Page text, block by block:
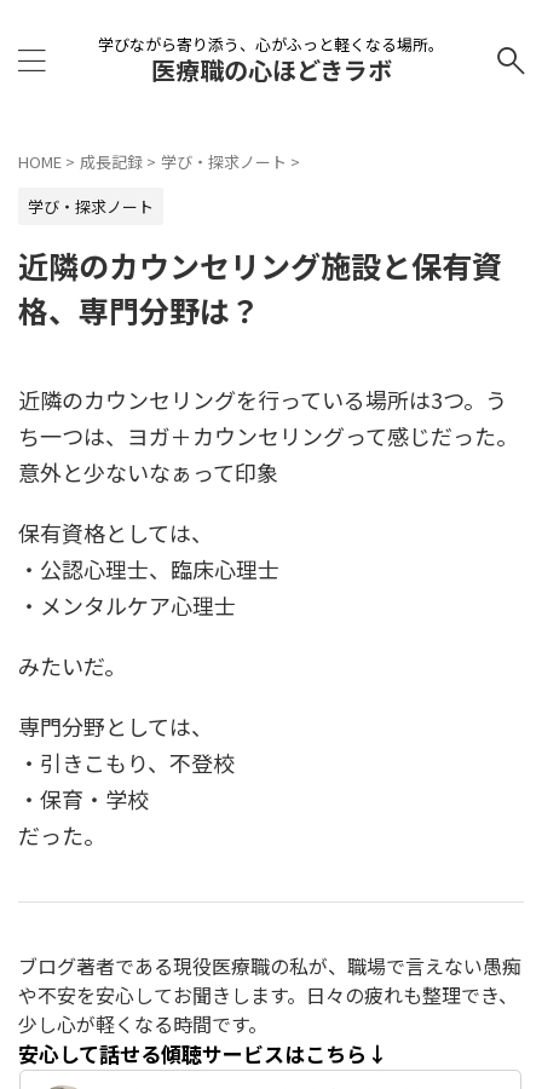
学びながら寄り添う、心がふっと軽くなる場所。
医療職の心ほどきラボ
HOME > 成長記録 > 学び・探求ノート >
学び・探求ノート
近隣のカウンセリング施設と保有資
格、専門分野は？
近隣のカウンセリングを行っている場所は3つ。う
ち一つは、ヨガ＋カウンセリングって感じだった。
意外と少ないなぁって印象
保有資格としては、
・公認心理士、臨床心理士
・メンタルケア心理士
みたいだ。
専門分野としては、
・引きこもり、不登校
・保育・学校
だった。
ブログ著者である現役医療職の私が、職場で言えない愚痴
や不安を安心してお聞きします。日々の疲れも整理でき、
少し心が軽くなる時間です。
安心して話せる傾聴サービスはこちら↓